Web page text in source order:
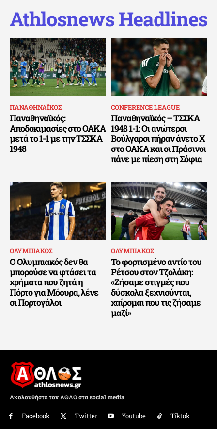
Athlosnews Headlines
ΠΑΝΑΘΗΝΑΪΚΟΣ
Παναθηναϊκός:
Αποδοκιμασίες στο ΟΑΚΑ
μετά το 1-1 με την ΤΣΣΚΑ
1948
CONFERENCE LEAGUE
Παναθηναϊκός – ΤΣΣΚΑ
1948 1-1: Οι ανώτεροι
Βούλγαροι πήραν άνετο Χ
στο ΟΑΚΑ και οι Πράσινοι
πάνε με πίεση στη Σόφια
ΟΛΥΜΠΙΑΚΟΣ
Ο Ολυμπιακός δεν θα
μπορούσε να φτάσει τα
χρήματα που ζητά η
Πόρτο για Μόουρα, λένε
οι Πορτογάλοι
ΟΛΥΜΠΙΑΚΟΣ
Το φορτισμένο αντίο του
Ρέτσου στον Τζολάκη:
«Ζήσαμε στιγμές που
δύσκολα ξεχνιούνται,
χαίρομαι που τις ζήσαμε
μαζί»
Ακολουθήστε τον ΑΘΛΟ στα social media
Facebook Twitter Youtube Tiktok